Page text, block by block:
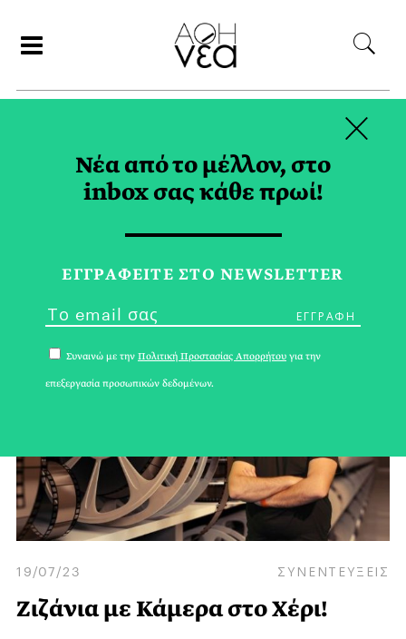
ΜΑΝΩΛΗΣ
ΜΕΛΙΣΣΟΥΡΓΟΣ TAG
19/07/23 ΣΥΝΕΝΤΕΥΞΕΙΣ
Ζιζάνια με Κάμερα στο Χέρι!
Νέα από το μέλλον, στο
inbox σας κάθε πρωί!
ΕΓΓPΑΦΕΙΤΕ ΣΤΟ NEWSLETTER
Συναινώ με την Πολιτική Προστασίας Απορρήτου για την
επεξεργασία προσωπικών δεδομένων.
×